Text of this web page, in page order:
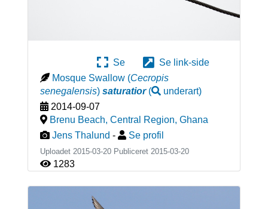
Se
Se link-side
Mosque Swallow (Cecropis
senegalensis) saturatior( underart)
2014-09-07
Brenu Beach, Central Region, Ghana
Jens Thalund - Se profil
Uploadet 2015-03-20 Publiceret 2015-03-20
1283